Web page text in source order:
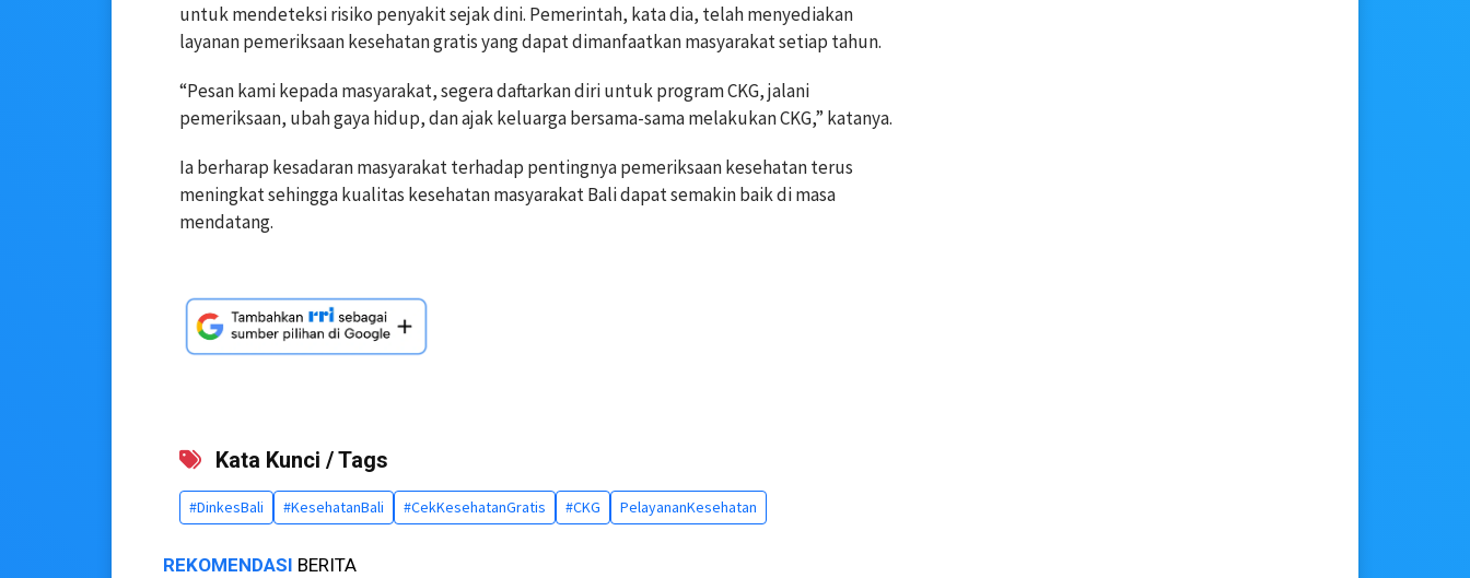
untuk mendeteksi risiko penyakit sejak dini. Pemerintah, kata dia, telah menyediakan
layanan pemeriksaan kesehatan gratis yang dapat dimanfaatkan masyarakat setiap tahun.
“Pesan kami kepada masyarakat, segera daftarkan diri untuk program CKG, jalani
pemeriksaan, ubah gaya hidup, dan ajak keluarga bersama-sama melakukan CKG,” katanya.
Ia berharap kesadaran masyarakat terhadap pentingnya pemeriksaan kesehatan terus
meningkat sehingga kualitas kesehatan masyarakat Bali dapat semakin baik di masa
mendatang.
Kata Kunci / Tags
#DinkesBali #KesehatanBali #CekKesehatanGratis #CKG PelayananKesehatan
REKOMENDASI BERITA